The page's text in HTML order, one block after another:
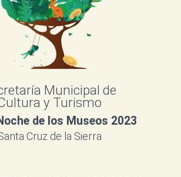
Municipal de
y Turismo
de los Museos 2023
Cruz de la Sierra